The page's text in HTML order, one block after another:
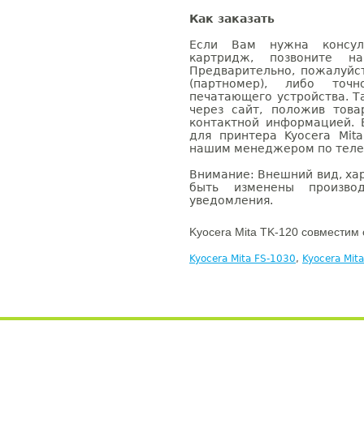
Как заказать
Если Вам нужна
картридж, позвоните
Предварительно,
(партномер), либо
печатающего устройства.
через сайт, положив
контактной информацией.
для принтера Kyocera
нашим менеджером по
Внимание: Внешний вид,
быть изменены
уведомления.
Kyocera Mita TK-120 совместим
Kyocera Mita FS-1030, Kyocera